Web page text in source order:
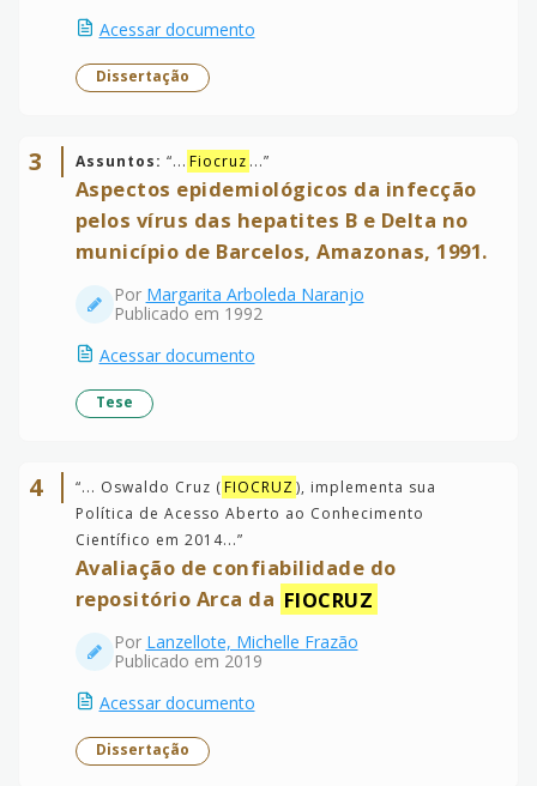
Acessar documento
Dissertação
3 Assuntos: “... Fiocruz ...”
Aspectos epidemiológicos da infecção
pelos vírus das hepatites B e Delta no
município de Barcelos, Amazonas, 1991.
Por Margarita Arboleda Naranjo
Publicado em 1992
Acessar documento
Tese
4 “... Oswaldo Cruz (FIOCRUZ), implementa sua
Política de Acesso Aberto ao Conhecimento
Científico em 2014...”
Avaliação de confiabilidade do
repositório Arca da FIOCRUZ
Por Lanzellote, Michelle Frazão
Publicado em 2019
Acessar documento
Dissertação